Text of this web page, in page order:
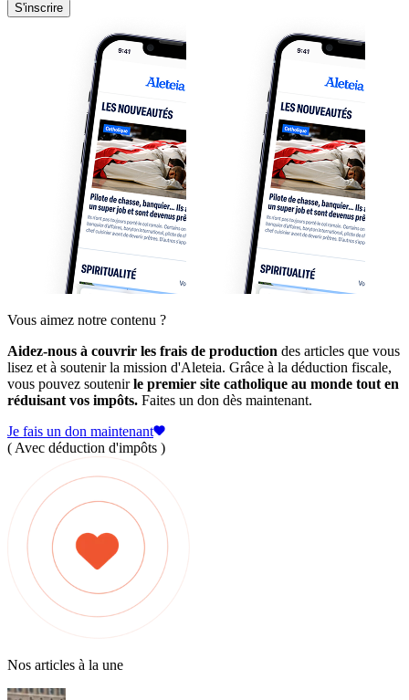
S'inscrire
Vous aimez notre contenu ?
Aidez-nous à couvrir les frais de production des articles que vous
lisez et à soutenir la mission d'Aleteia. Grâce à la déduction fiscale,
vous pouvez soutenirle premier site catholique au monde tout en
réduisant vos impôts. Faites un don dès maintenant.
Je fais un don maintenant
( Avec déduction d'impôts )
Nos articles à la une